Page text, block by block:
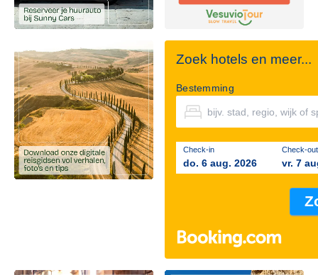
Zoek hotels en meer...
Bestemming
Check-in
do. 6 aug. 2026
Check-out
vr. 7